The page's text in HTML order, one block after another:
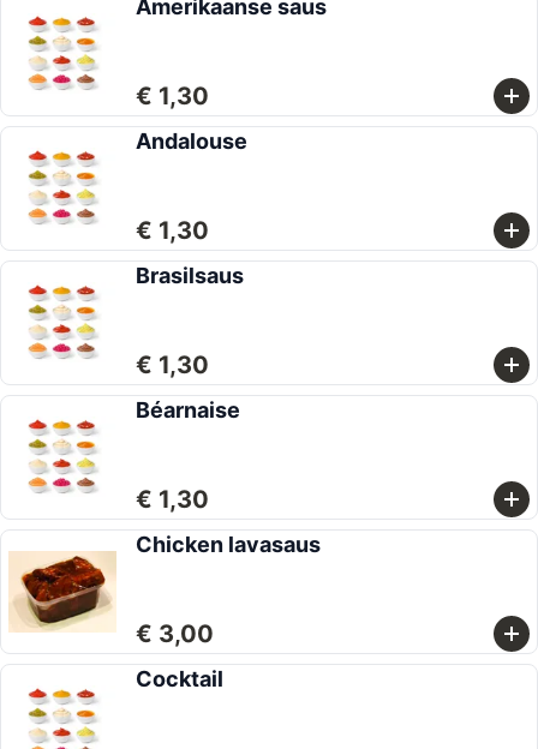
Amerikaanse saus
€ 1,30
Andalouse
€ 1,30
Brasilsaus
€ 1,30
Béarnaise
€ 1,30
Chicken lavasaus
€ 3,00
Cocktail